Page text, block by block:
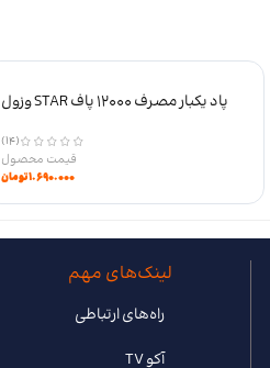
پاد یکبار مصرف 12000 پاف STAR وزول
(14)
۱.۶۹۰.۰۰۰تومان
لینک‌های مهم
راه‌های ارتباطی
آکو TV